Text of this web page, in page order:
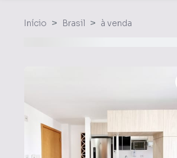
Início Brasil à venda